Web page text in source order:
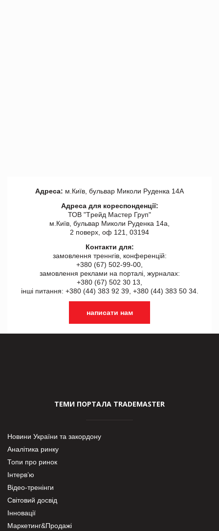
Адреса: м.Київ, бульвар Миколи Руденка 14А
Адреса для кореспонденції:
ТОВ "Tрейд Мастер Груп"
м.Київ, бульвар Миколи Руденка 14а,
2 поверх, оф 121, 03194
Контакти для:
замовлення треннгів, конференцій:
+380 (67) 502-99-00,
замовлення реклами на порталі, журналах:
+380 (67) 502 30 13,
інші питання: +380 (44) 383 92 39, +380 (44) 383 50 34.
написати нам
ТЕМИ ПОРТАЛА TRADEMASTER
Новини України та закордону
Аналітика ринку
Топи про ринок
Інтерв’ю
Відео-тренінги
Світовий досвід
Інновації
Маркетинг&Продажі